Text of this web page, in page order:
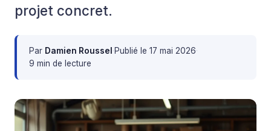
projet concret.
Par Damien Roussel·Publié le 17 mai 2026·
9 min de lecture